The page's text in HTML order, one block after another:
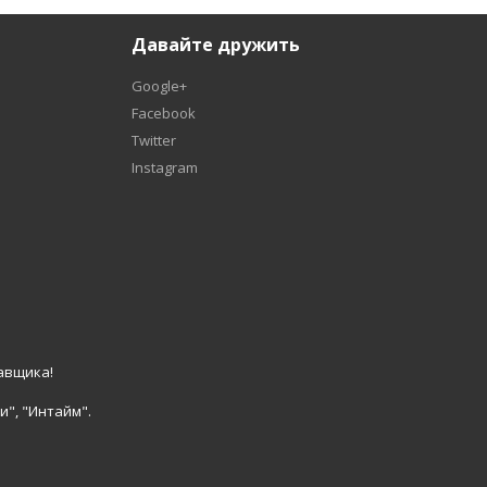
Давайте дружить
Google+
Facebook
Twitter
Instagram
"Интайм".